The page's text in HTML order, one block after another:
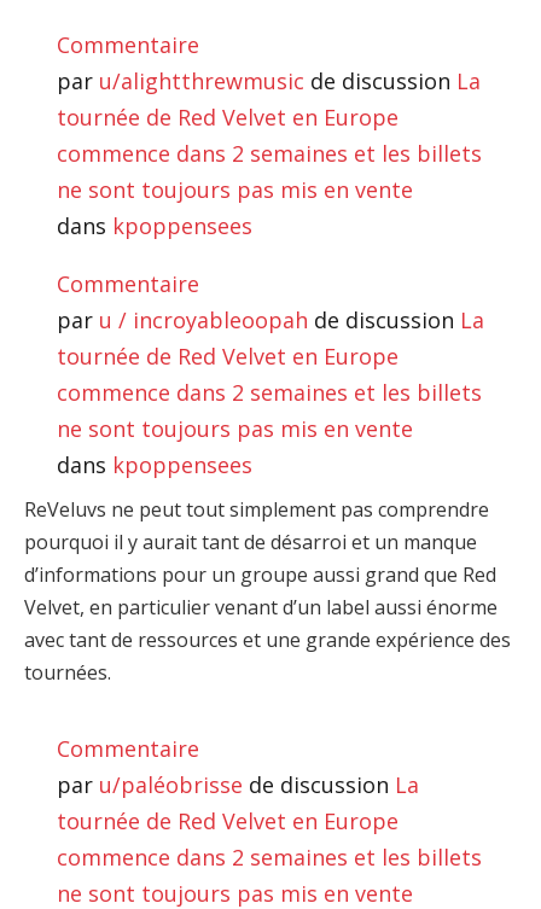
Commentaire
par u/alightthrewmusic de discussion La
tournée de Red Velvet en Europe
commence dans 2 semaines et les billets
ne sont toujours pas mis en vente
dans kpoppensees
Commentaire
par u / incroyableoopah de discussion La
tournée de Red Velvet en Europe
commence dans 2 semaines et les billets
ne sont toujours pas mis en vente
dans kpoppensees
ReVeluvs ne peut tout simplement pas comprendre
pourquoi il y aurait tant de désarroi et un manque
d’informations pour un groupe aussi grand que Red
Velvet, en particulier venant d’un label aussi énorme
avec tant de ressources et une grande expérience des
tournées.
Commentaire
par u/paléobrisse de discussion La
tournée de Red Velvet en Europe
commence dans 2 semaines et les billets
ne sont toujours pas mis en vente